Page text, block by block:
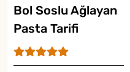
Bol Soslu Ağlayan
Pasta Tarifi